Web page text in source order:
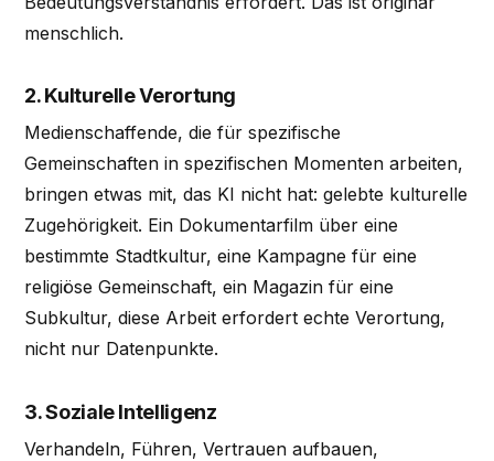
menschlich.
2. Kulturelle Verortung
Medienschaffende, die für spezifische
Gemeinschaften in spezifischen Momenten arbeiten,
bringen etwas mit, das KI nicht hat: gelebte kulturelle
Zugehörigkeit. Ein Dokumentarfilm über eine
bestimmte Stadtkultur, eine Kampagne für eine
religiöse Gemeinschaft, ein Magazin für eine
Subkultur, diese Arbeit erfordert echte Verortung,
nicht nur Datenpunkte.
3. Soziale Intelligenz
Verhandeln, Führen, Vertrauen aufbauen,